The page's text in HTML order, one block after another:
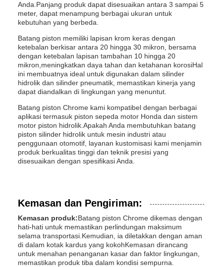
Anda.Panjang produk dapat disesuaikan antara 3 sampai 5
meter, dapat menampung berbagai ukuran untuk
kebutuhan yang berbeda.
Batang piston memiliki lapisan krom keras dengan
ketebalan berkisar antara 20 hingga 30 mikron, bersama
dengan ketebalan lapisan tambahan 10 hingga 20
mikron,meningkatkan daya tahan dan ketahanan korosiHal
ini membuatnya ideal untuk digunakan dalam silinder
hidrolik dan silinder pneumatik, memastikan kinerja yang
dapat diandalkan di lingkungan yang menuntut.
Batang piston Chrome kami kompatibel dengan berbagai
aplikasi termasuk piston sepeda motor Honda dan sistem
motor piston hidrolik.Apakah Anda membutuhkan batang
piston silinder hidrolik untuk mesin industri atau
penggunaan otomotif, layanan kustomisasi kami menjamin
produk berkualitas tinggi dan teknik presisi yang
disesuaikan dengan spesifikasi Anda.
Kemasan dan Pengiriman:
Kemasan produk:Batang piston Chrome dikemas dengan
hati-hati untuk memastikan perlindungan maksimum
selama transportasi.Kemudian, ia diletakkan dengan aman
di dalam kotak kardus yang kokohKemasan dirancang
untuk menahan penanganan kasar dan faktor lingkungan,
memastikan produk tiba dalam kondisi sempurna.